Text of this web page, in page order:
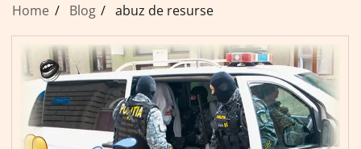
Home Blog abuz de resurse